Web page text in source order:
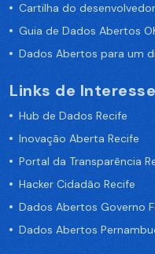
Cartilha do
Guia de Dados Abertos
Dados Abertos para um
Links de Interesse
Hub de Dados Recife
Inovação Aberta Recife
Portal da Transparência
Hacker Cidadão Recife
Dados Abertos Governo
Dados Abertos